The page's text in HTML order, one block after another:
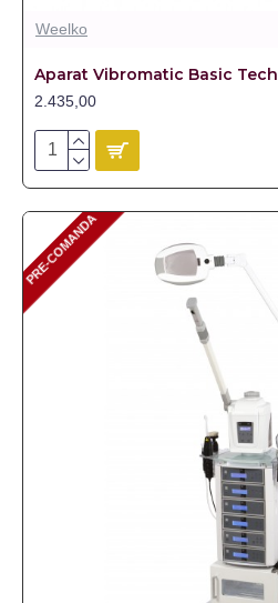
Weelko
Aparat Vibromatic Basic Tech
2.435,00
PRE-COMANDA
PRE-COMANDA